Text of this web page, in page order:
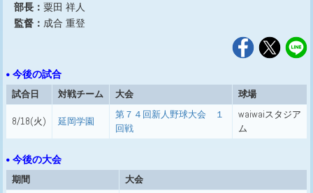
部長： 粟田 祥人
監督： 成合 重登
• 今後の試合
試合日
対戦チーム 大会 球場
8/18(火) 延岡学園
第７４回新人野球大会 １
回戦
waiwaiスタジア
ム
• 今後の大会
期間
大会